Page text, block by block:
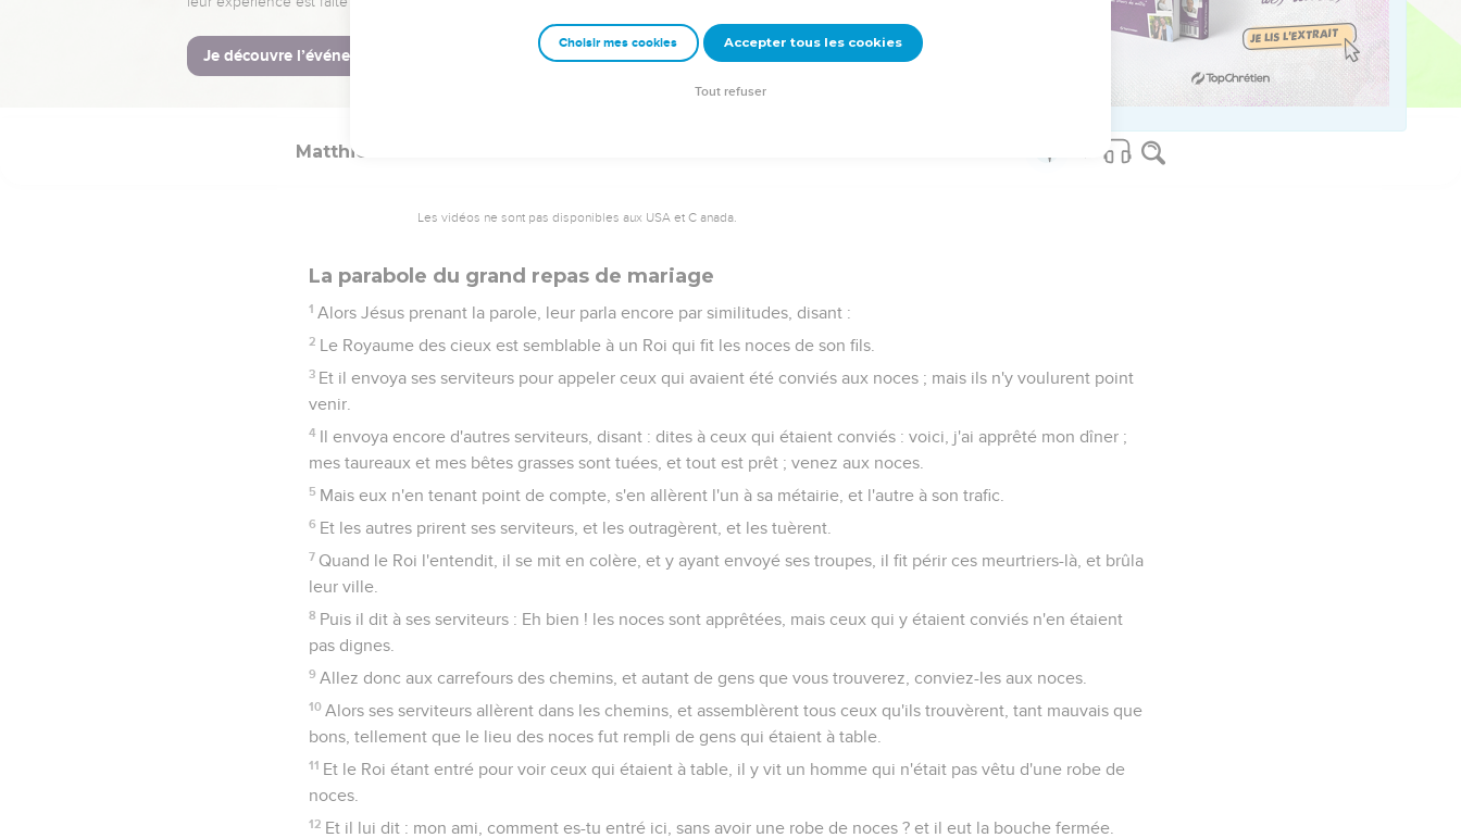
Et quand les principaux Sacrificateurs et les Pharisiens eurent entendu ces similitudes, ils connurent qu'il
parlait d'eux.
Et ils cherchaient à se saisir de lui, mais ils craignirent les troupes, parce qu'on le tenait pour un Prophète.
Matthieu
Les vidéos ne sont pas disponibles aux USA et C anada.
La parabole du grand repas de mariage
1 Alors Jésus prenant la parole, leur parla encore par similitudes, disant :
2 Le Royaume des cieux est semblable à un Roi qui fit les noces de son fils.
3 Et il envoya ses serviteurs pour appeler ceux qui avaient été conviés aux noces ; mais ils n'y voulurent point
venir.
4 Il envoya encore d'autres serviteurs, disant : dites à ceux qui étaient conviés : voici, j'ai apprêté mon dîner ;
mes taureaux et mes bêtes grasses sont tuées, et tout est prêt ; venez aux noces.
5 Mais eux n'en tenant point de compte, s'en allèrent l'un à sa métairie, et l'autre à son trafic.
6 Et les autres prirent ses serviteurs, et les outragèrent, et les tuèrent.
7 Quand le Roi l'entendit, il se mit en colère, et y ayant envoyé ses troupes, il fit périr ces meurtriers-là, et brûla
leur ville.
8 Puis il dit à ses serviteurs : Eh bien ! les noces sont apprêtées, mais ceux qui y étaient conviés n'en étaient
pas dignes.
9 Allez donc aux carrefours des chemins, et autant de gens que vous trouverez, conviez-les aux noces.
10 Alors ses serviteurs allèrent dans les chemins, et assemblèrent tous ceux qu'ils trouvèrent, tant mauvais que
bons, tellement que le lieu des noces fut rempli de gens qui étaient à table.
11 Et le Roi étant entré pour voir ceux qui étaient à table, il y vit un homme qui n'était pas vêtu d'une robe de
noces.
12 Et il lui dit : mon ami, comment es-tu entré ici, sans avoir une robe de noces ? et il eut la bouche fermée.
Choisir mes cookies Accepter tous les cookies
Tout refuser